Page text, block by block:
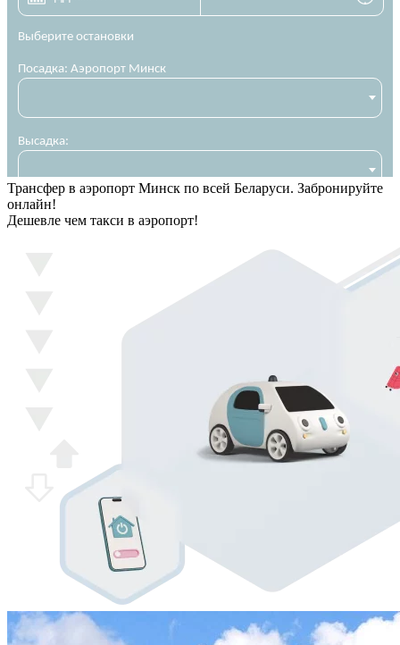
Трансфер в аэропорт Минск по всей Беларуси. Забронируйте
онлайн!
Дешевле чем такси в аэропорт!